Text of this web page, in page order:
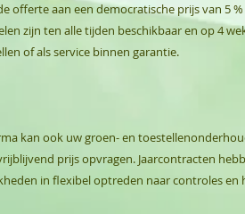
offerte aan een democratische prijs van 5
zijn ten alle tijden beschikbaar en op 4
of als service binnen garantie.
kan ook uw groen- en
prijs opvragen. Jaarcontracten
in flexibel optreden naar controles